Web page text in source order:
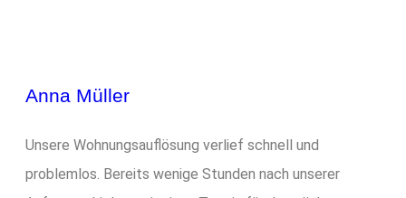
Anna Müller
Unsere Wohnungsauflösung verlief schnell und
problemlos. Bereits wenige Stunden nach unserer